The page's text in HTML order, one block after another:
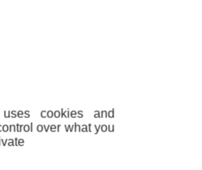
vos interlocuteurs en
cookies and
over what you